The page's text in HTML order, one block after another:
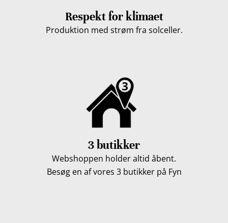
Respekt for klimaet
Produktion med strøm fra solceller.
3 butikker
Webshoppen holder altid åbent.
Besøg en af vores 3 butikker på Fyn